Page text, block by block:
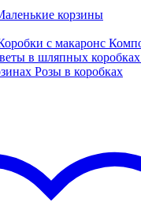
корзины
с макаронс
в шляпных коробках
Розы в коробках